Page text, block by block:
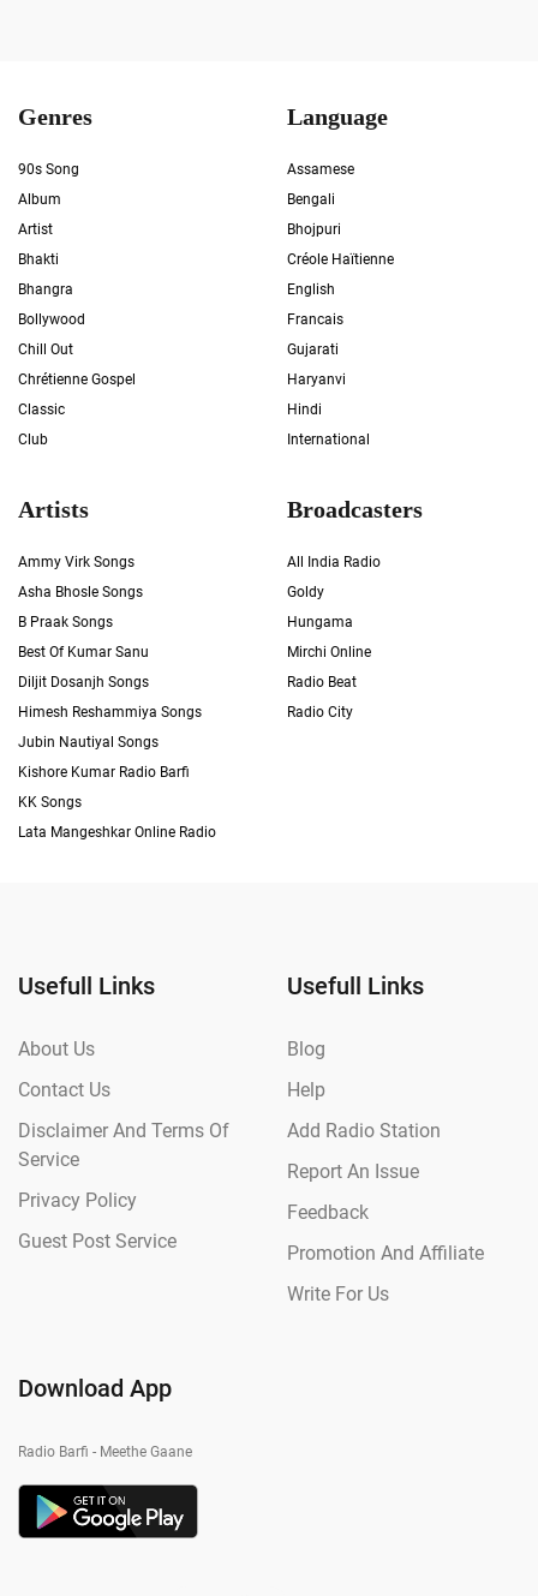
Genres
90s Song
Album
Artist
Bhakti
Bhangra
Bollywood
Chill Out
Chrétienne Gospel
Classic
Club
Language
Assamese
Bengali
Bhojpuri
Créole Haïtienne
English
Francais
Gujarati
Haryanvi
Hindi
International
Artists
Ammy Virk Songs
Asha Bhosle Songs
B Praak Songs
Best Of Kumar Sanu
Diljit Dosanjh Songs
Himesh Reshammiya Songs
Jubin Nautiyal Songs
Kishore Kumar Radio Barfi
KK Songs
Lata Mangeshkar Online Radio
Broadcasters
All India Radio
Goldy
Hungama
Mirchi Online
Radio Beat
Radio City
Usefull Links
About Us
Contact Us
Disclaimer And Terms Of
Service
Privacy Policy
Guest Post Service
Usefull Links
Blog
Help
Add Radio Station
Report An Issue
Feedback
Promotion And Affiliate
Write For Us
Download App
Radio Barfi - Meethe Gaane